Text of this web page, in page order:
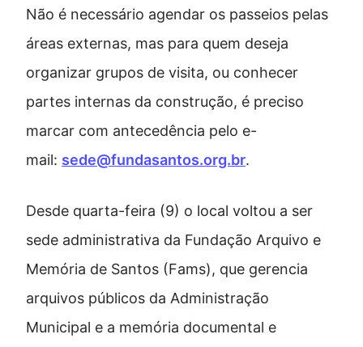
Não é necessário agendar os passeios pelas
áreas externas, mas para quem deseja
organizar grupos de visita, ou conhecer
partes internas da construção, é preciso
marcar com antecedência pelo e-
mail: sede@fundasantos.org.br.
Desde quarta-feira (9) o local voltou a ser
sede administrativa da Fundação Arquivo e
Memória de Santos (Fams), que gerencia
arquivos públicos da Administração
Municipal e a memória documental e